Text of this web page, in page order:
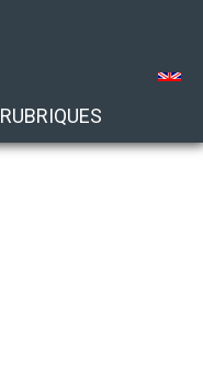
RUBRIQUES